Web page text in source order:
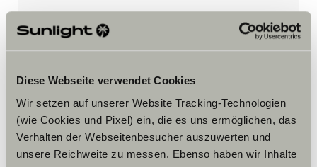
Diese Webseite verwendet Cookies
Wir setzen auf unserer Website Tracking-Technologien
(wie Cookies und Pixel) ein, die es uns ermöglichen, das
Verhalten der Webseitenbesucher auszuwerten und
unsere Reichweite zu messen. Ebenso haben wir Inhalte
Cookie-indstillinger